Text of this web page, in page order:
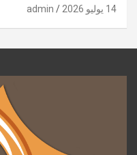
14 يوليو 2026 admin